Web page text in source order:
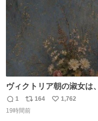
ヴィクトリア朝の淑女は
つけるものではないとさ
肌の手入れと同じくらい
返
信
1
リ
ポ
164
い
1,762
19時間前